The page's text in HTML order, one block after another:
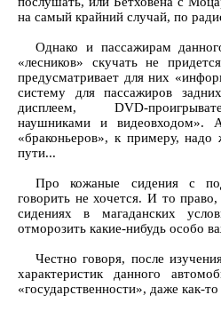
на самый крайний случай, по
Однако и пассажирам
«лесников» скучать не
предусматривает для них
систему для пассажиров
дисплеем, DVD-
наушниками и видеовходом».
«браконьеров», к примеру,
пути...
Про кожаные сидения с
говорить не хочется. И то
сидениях в магаданских
отморозить какие-нибудь особо
Честно говоря, после
характеристик данного
«государственности», даже как-